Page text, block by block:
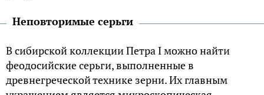
Неповторимые серьги
В сибирской коллекции Петра I можно найти
феодосийские серьги, выполненные в
древнегреческой технике зерни. Их главным